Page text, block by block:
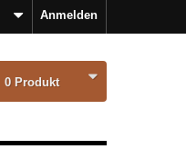
Anmelden
0 Produkt